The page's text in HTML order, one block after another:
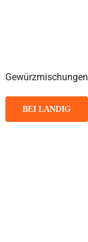
Gewürzmischungen
BEI LANDIG